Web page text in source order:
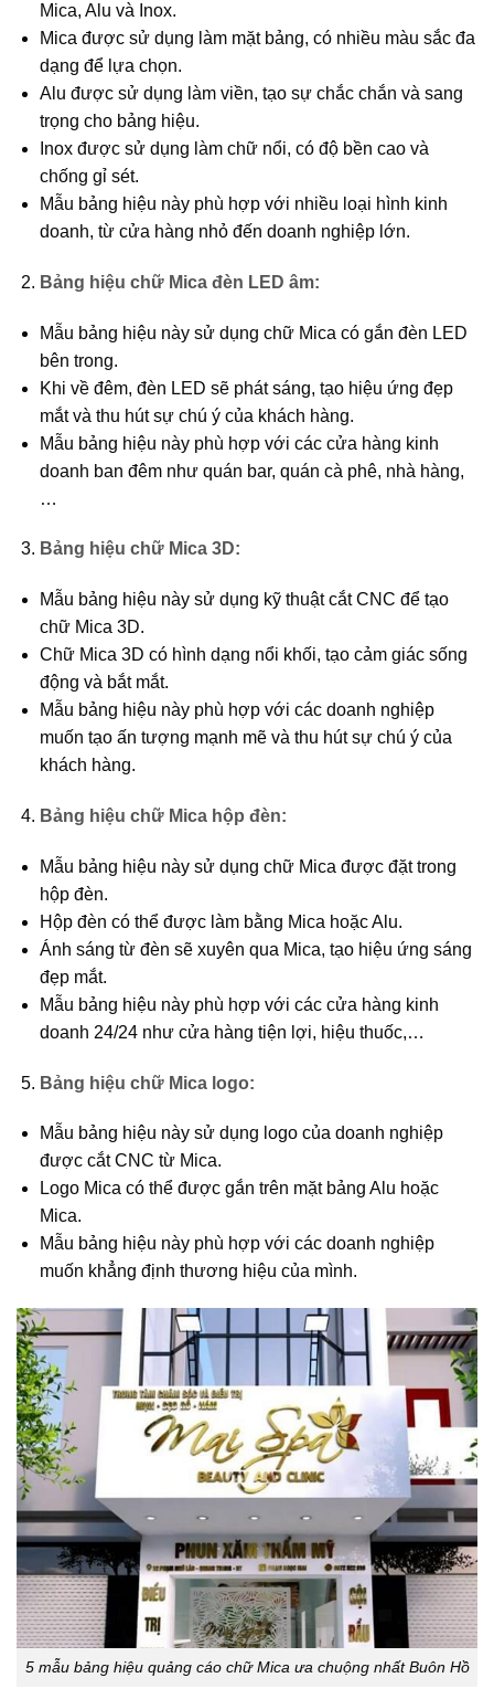
Mica, Alu và Inox.
Mica được sử dụng làm mặt bảng, có nhiều màu sắc đa
dạng để lựa chọn.
Alu được sử dụng làm viền, tạo sự chắc chắn và sang
trọng cho bảng hiệu.
Inox được sử dụng làm chữ nổi, có độ bền cao và
chống gỉ sét.
Mẫu bảng hiệu này phù hợp với nhiều loại hình kinh
doanh, từ cửa hàng nhỏ đến doanh nghiệp lớn.
Bảng hiệu chữ Mica đèn LED âm:
Mẫu bảng hiệu này sử dụng chữ Mica có gắn đèn LED
bên trong.
Khi về đêm, đèn LED sẽ phát sáng, tạo hiệu ứng đẹp
mắt và thu hút sự chú ý của khách hàng.
Mẫu bảng hiệu này phù hợp với các cửa hàng kinh
doanh ban đêm như quán bar, quán cà phê, nhà hàng,
…
Bảng hiệu chữ Mica 3D:
Mẫu bảng hiệu này sử dụng kỹ thuật cắt CNC để tạo
chữ Mica 3D.
Chữ Mica 3D có hình dạng nổi khối, tạo cảm giác sống
động và bắt mắt.
Mẫu bảng hiệu này phù hợp với các doanh nghiệp
muốn tạo ấn tượng mạnh mẽ và thu hút sự chú ý của
khách hàng.
Bảng hiệu chữ Mica hộp đèn:
Mẫu bảng hiệu này sử dụng chữ Mica được đặt trong
hộp đèn.
Hộp đèn có thể được làm bằng Mica hoặc Alu.
Ánh sáng từ đèn sẽ xuyên qua Mica, tạo hiệu ứng sáng
đẹp mắt.
Mẫu bảng hiệu này phù hợp với các cửa hàng kinh
doanh 24/24 như cửa hàng tiện lợi, hiệu thuốc,…
Bảng hiệu chữ Mica logo:
Mẫu bảng hiệu này sử dụng logo của doanh nghiệp
được cắt CNC từ Mica.
Logo Mica có thể được gắn trên mặt bảng Alu hoặc
Mica.
Mẫu bảng hiệu này phù hợp với các doanh nghiệp
muốn khẳng định thương hiệu của mình.
5 mẫu bảng hiệu quảng cáo chữ Mica ưa chuộng nhất Buôn Hồ